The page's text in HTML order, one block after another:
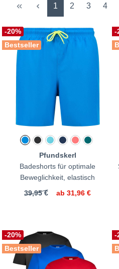
Seite
1 Seite
2 Seite
3 4
-20%
Bestseller
Pfundskerl
Badeshorts für optimale
Beweglichkeit, elastisch
39,95 €
ab 31,96 €
-
-20%
Bestseller
-